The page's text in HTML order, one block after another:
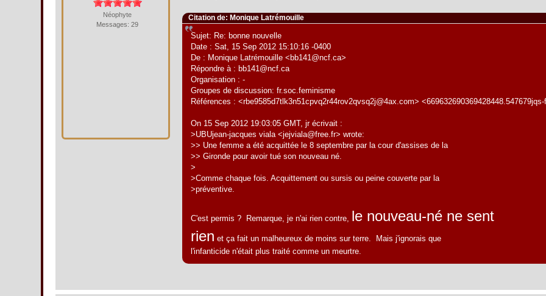
Néophyte
Messages: 29
Citation de: Monique Latrémouille
Sujet: Re: bonne nouvelle
Date : Sat, 15 Sep 2012 15:10:16 -0400
De : Monique Latrémouille <bb141@ncf.ca>
Répondre à : bb141@ncf.ca
Organisation : -
Groupes de discussion: fr.soc.feminisme
Références : <rbe9585d7tlk3n51cpvq2r44rov2qvsq2j@4ax.com>
On 15 Sep 2012 19:03:05 GMT, jr écrivait :
>UBUjean-jacques viala <jejviala@free.fr> wrote:
>> Une femme a été acquittée le 8 septembre par la cour d'assises de la
>> Gironde pour avoir tué son nouveau né.
>
>Comme chaque fois. Acquittement ou sursis ou peine couverte par la
>préventive.
C'est permis ? Remarque, je n'ai rien contre, le nouveau-né ne sent
rien et ça fait un malheureux de moins sur terre. Mais j'ignorais que
l'infanticide n'était plus traité comme un meurtre.